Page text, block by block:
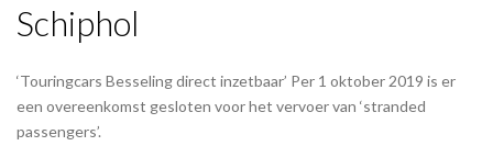
Schiphol
‘Touringcars Besseling direct inzetbaar’ Per 1 oktober 2019 is er
een overeenkomst gesloten voor het vervoer van ‘stranded
passengers’.